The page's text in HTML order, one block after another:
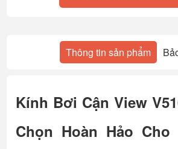
Thông tin sản phẩm
Kính Bơi Cận View
Chọn Hoàn Hảo